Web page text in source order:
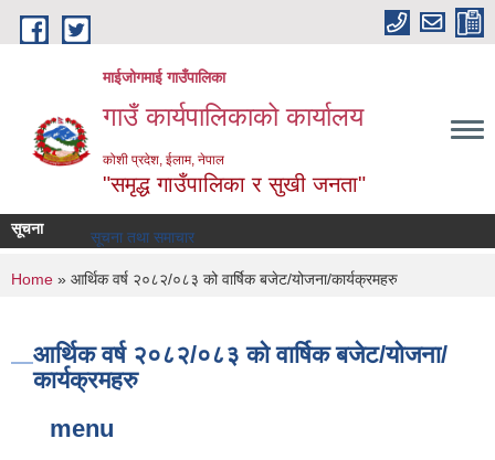
Skip to main content
माईजोगमाई गाउँपालिका
गाउँ कार्यपालिकाको कार्यालय
कोशी प्रदेश, ईलाम, नेपाल
"समृद्ध गाउँपालिका र सुखी जनता"
सूचना सूचना तथा समाचार
You are here
Home » आर्थिक वर्ष २०८२/०८३ को वार्षिक बजेट/योजना/कार्यक्रमहरु
आर्थिक वर्ष २०८२/०८३ को वार्षिक बजेट/योजना/
कार्यक्रमहरु
menu